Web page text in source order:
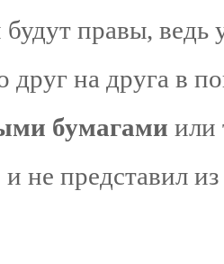
правы, ведь
друг на друга в
бумагами или
не представил